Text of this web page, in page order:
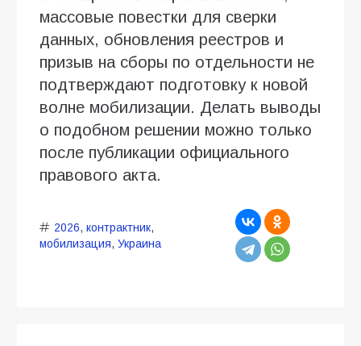
массовые повестки для сверки
данных, обновления реестров и
призыв на сборы по отдельности не
подтверждают подготовку к новой
волне мобилизации. Делать выводы
о подобном решении можно только
после публикации официального
правового акта.
2026, контрактник,
мобилизация, Украина